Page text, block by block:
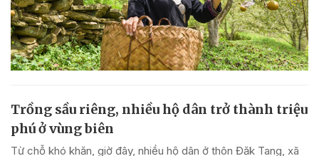
Trồng sầu riêng, nhiều hộ dân trở thành triệu
phú ở vùng biên
Từ chỗ khó khăn, giờ đây, nhiều hộ dân ở thôn Đăk Tang, xã